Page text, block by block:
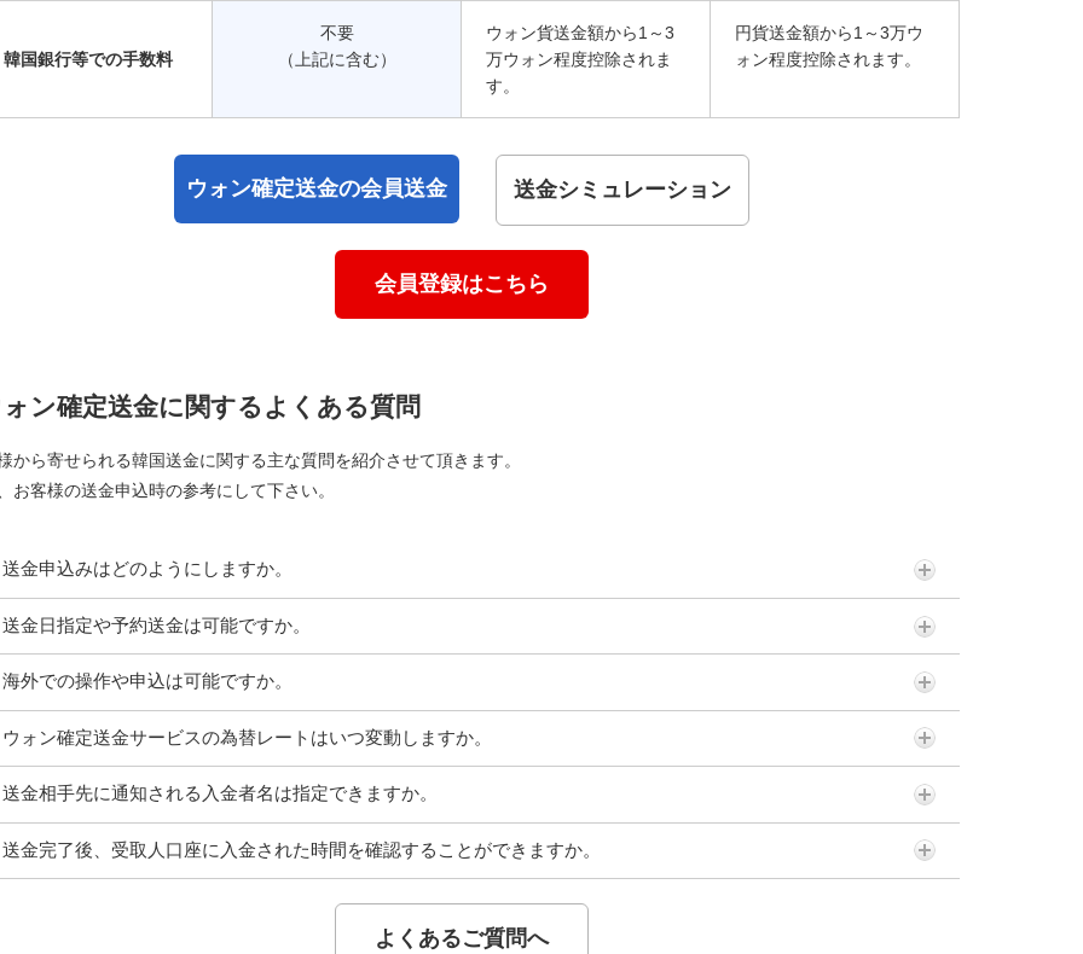
韓国銀行等での手数料
不要
（上記に含む）
ウォン貨送金額から1～3
万ウォン程度控除されま
す。
円貨送金額から1～3万ウ
ォン程度控除されます。
ウォン確定送金の会員送金 送金シミュレーション
会員登録はこちら
ォン確定送金に関するよくある質問
から寄せられる韓国送金に関する主な質問を紹介させて頂きます。
お客様の送金申込時の参考にして下さい。
送金申込みはどのようにしますか。
送金日指定や予約送金は可能ですか。
海外での操作や申込は可能ですか。
ウォン確定送金サービスの為替レートはいつ変動しますか。
送金相手先に通知される入金者名は指定できますか。
送金完了後、受取人口座に入金された時間を確認することができますか。
よくあるご質問へ